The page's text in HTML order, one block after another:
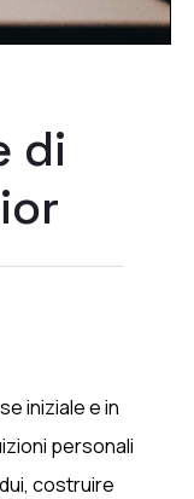
di
iniziale e in
personali
costruire